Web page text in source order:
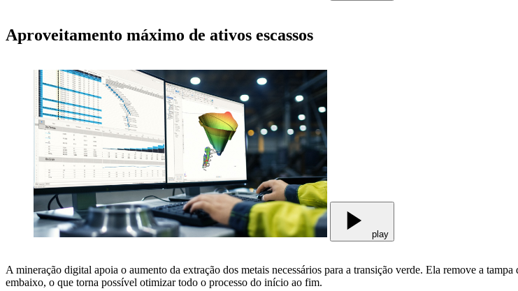
Aproveitamento máximo de ativos escassos
play
A mineração digital apoia o aumento da extração dos metais necessários para a transição verde. Ela remove a
embaixo, o que torna possível otimizar todo o processo do início ao fim.